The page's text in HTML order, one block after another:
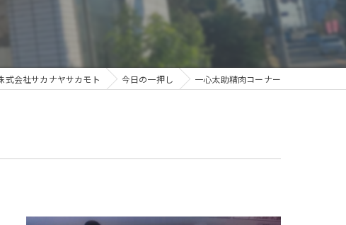
式会社サカナヤサカモト 今日の一押し 一心太助精肉コーナー